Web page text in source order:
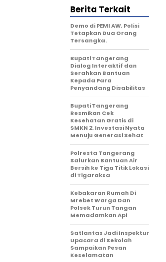
Berita Terkait
Demo di PEMI AW, Polisi
Tetapkan Dua Orang
Tersangka.
Bupati Tangerang
Dialog Interaktif dan
Serahkan Bantuan
Kepada Para
Penyandang Disabilitas
‎Bupati Tangerang
Resmikan Cek
Kesehatan Gratis di
SMKN 2, Investasi Nyata
Menuju Generasi Sehat
Polresta Tangerang
Salurkan Bantuan Air
Bersih ke Tiga Titik Lokasi
di Tigaraksa
Kebakaran Rumah Di
Mrebet Warga Dan
Polsek Turun Tangan
Memadamkan Api
Satlantas Jadi Inspektur
Upacara di Sekolah
Sampaikan Pesan
Keselamatan